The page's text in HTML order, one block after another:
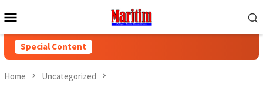
to
Menu
Special Content
Home Uncategorized